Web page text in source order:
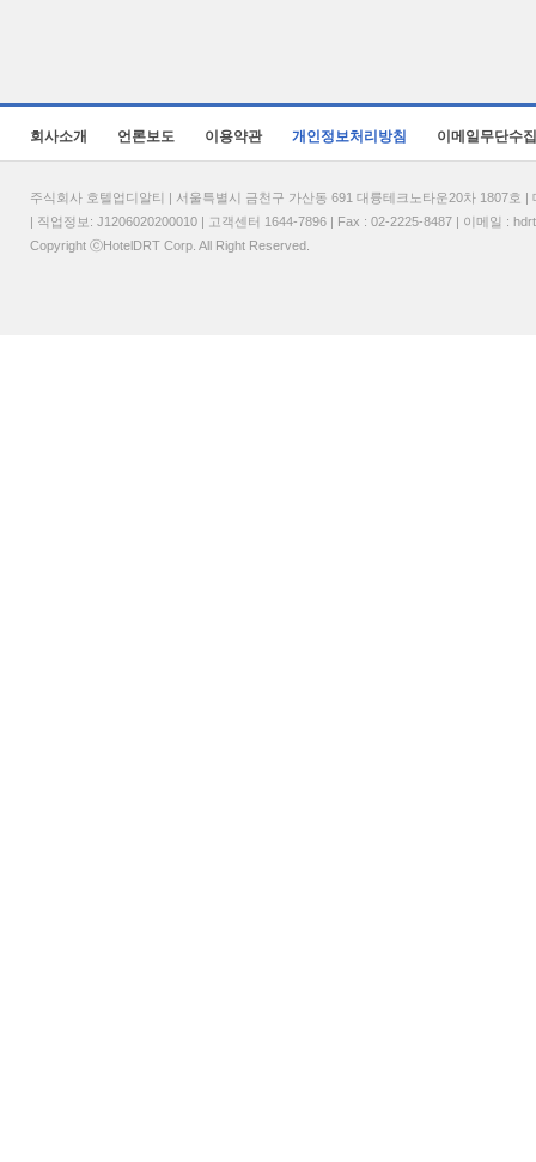
회사소개 언론보도 이용약관 개인정보처리방침 이메일무단수
주식회사 호텔업디알티 | 서울특별시 금천구 가산동 691 대륭테크노타운20차 1807
| 직업정보: J1206020200010 | 고객센터 1644-7896 | Fax : 02-2225-8487 | 이메일 :
Copyright ⓒHotelDRT Corp. All Right Reserved.